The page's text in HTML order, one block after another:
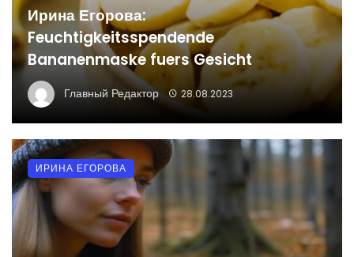
Ирина Егорова:
Feuchtigkeitsspendende
Bananenmaske fuers Gesicht
Главный Редактор 28.08.2023
ИРИНА ЕГОРОВА